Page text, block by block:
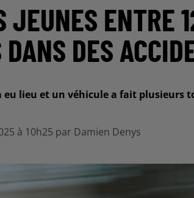
JEUNES ENTRE
DES
lieu et un véhicule a fait plusieurs
à 10h25 par Damien Denys